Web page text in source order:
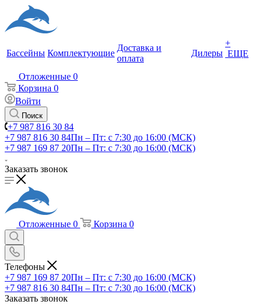
Бассейны Комплектующие
Доставка и
оплата
Дилеры
+
ЕЩЕ
Отложенные 0
Корзина 0
Войти
Поиск
+7 987 816 30 84
+7 987 816 30 84Пн – Пт: с 7:30 до 16:00 (МСК)
+7 987 169 87 20Пн – Пт: с 7:30 до 16:00 (МСК)
Заказать звонок
Отложенные 0 Корзина 0
Телефоны
+7 987 169 87 20Пн – Пт: с 7:30 до 16:00 (МСК)
+7 987 816 30 84Пн – Пт: с 7:30 до 16:00 (МСК)
Заказать звонок